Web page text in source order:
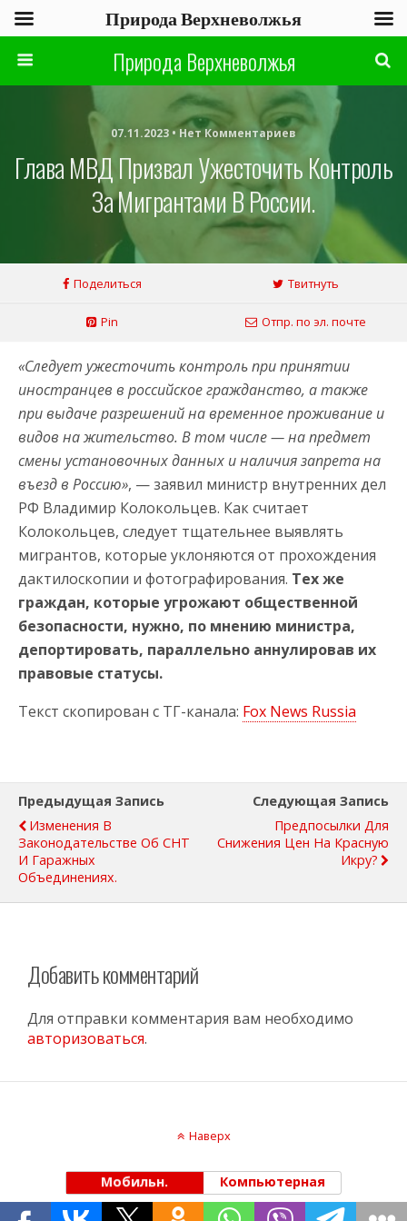
Природа Верхневолжья
07.11.2023 • Нет Комментариев
Глава МВД Призвал Ужесточить Контроль
За Мигрантами В России.
Поделиться Твитнуть
Pin Отпр. по эл. почте
«Следует ужесточить контроль при принятии
иностранцев в российское гражданство, а также
при выдаче разрешений на временное проживание и
видов на жительство. В том числе — на предмет
смены установочных данных и наличия запрета на
въезд в Россию», — заявил министр внутренних дел
РФ Владимир Колокольцев. Как считает
Колокольцев, следует тщательнее выявлять
мигрантов, которые уклоняются от прохождения
дактилоскопии и фотографирования. Тех же
граждан, которые угрожают общественной
безопасности, нужно, по мнению министра,
депортировать, параллельно аннулировав их
правовые статусы.
Текст скопирован с ТГ-канала: Fox News Russia
Предыдущая Запись
Изменения В
Законодательстве Об СНТ
И Гаражных
Объединениях.
Следующая Запись
Предпосылки Для
Снижения Цен На Красную
Икру?
Добавить комментарий
Для отправки комментария вам необходимо
авторизоваться.
Наверх
Мобильн. Компьютерная
Природа Верхневолжья